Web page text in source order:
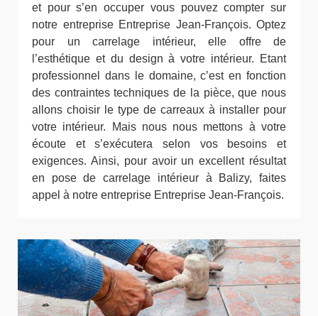
et pour s’en occuper vous pouvez compter sur
notre entreprise Entreprise Jean-François. Optez
pour un carrelage intérieur, elle offre de
l’esthétique et du design à votre intérieur. Etant
professionnel dans le domaine, c’est en fonction
des contraintes techniques de la pièce, que nous
allons choisir le type de carreaux à installer pour
votre intérieur. Mais nous nous mettons à votre
écoute et s’exécutera selon vos besoins et
exigences. Ainsi, pour avoir un excellent résultat
en pose de carrelage intérieur à Balizy, faites
appel à notre entreprise Entreprise Jean-François.